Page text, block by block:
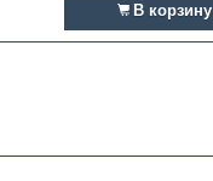
В корзину